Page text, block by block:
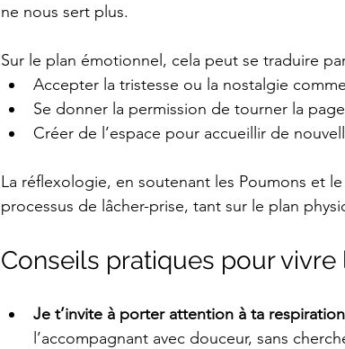
ne nous sert plus.
Sur le plan émotionnel, cela peut se traduire
Accepter la tristesse ou la nostalgie
Se donner la permission de tourner la
Créer de l’espace pour accueillir de
La réflexologie, en soutenant les Poumons et
processus de lâcher-prise, tant sur le plan
Conseils pratiques pour vivre
Je t’invite à porter attention à ta respiration
l’accompagnant avec douceur, sans